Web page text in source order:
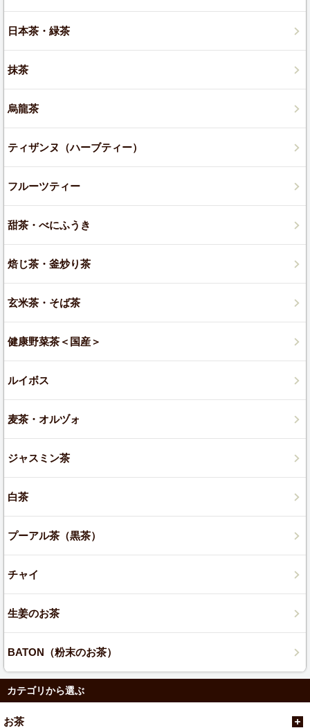
日本茶・緑茶
抹茶
烏龍茶
ティザンヌ（ハーブティー）
フルーツティー
甜茶・べにふうき
焙じ茶・釜炒り茶
玄米茶・そば茶
健康野菜茶＜国産＞
ルイボス
麦茶・オルヅォ
ジャスミン茶
白茶
プーアル茶（黒茶）
チャイ
生姜のお茶
BATON（粉末のお茶）
カテゴリから選ぶ
お茶